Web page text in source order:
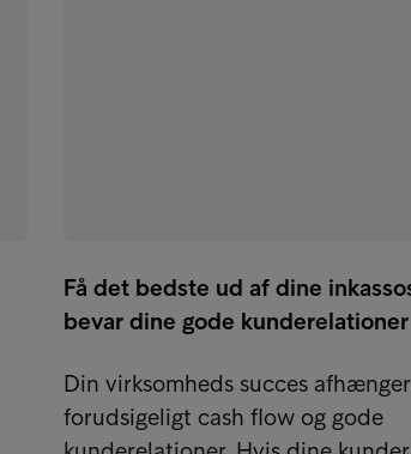
Få det bedste ud af dine
bevar dine gode kunderelationer
Din virksomheds succes
forudsigeligt cash flow og gode